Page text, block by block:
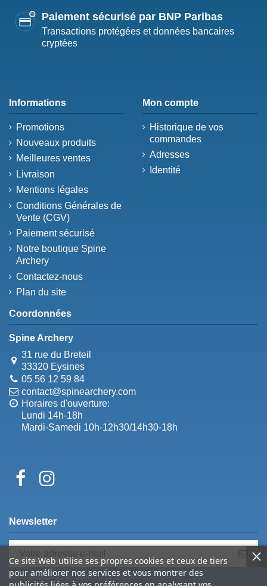
Paiement sécurisé par BNP Paribas
Transactions protégées et données bancaires
cryptées
Informations
Promotions
Nouveaux produits
Meilleures ventes
Livraison
Mentions légales
Conditions Générales de
Vente (CGV)
Paiement sécurisé
Notre boutique Spine
Archery
Contactez-nous
Plan du site
Mon compte
Historique de vos
commandes
Adresses
Identité
Coordonnées
Spine Archery
31 rue du Breteil
33320 Eysines
05 56 12 59 84
contact@spinearchery.com
Horaires d'ouverture:
Lundi 14h-18h
Mardi-Samedi 10h-12h30/14h30-18h
Ce site Web utilise ses propres cookies et ceux de tiers
pour améliorer nos services et vous montrer des
Newsletter
Vous pouvez vous désinscrire à tout